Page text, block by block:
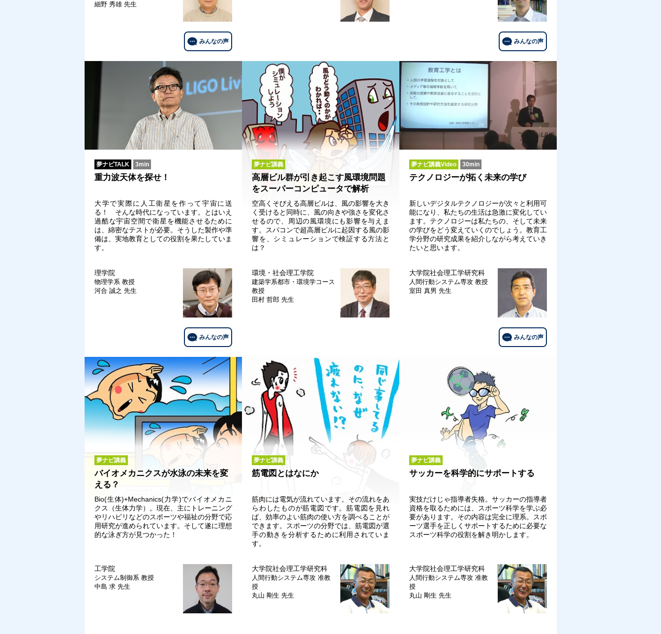
細野 秀雄 先生
みんなの声 みんなの声
夢ナビTALK 3min
重力波天体を探せ！
大学で実際に人工衛星を作って宇宙に送
る！ そんな時代になっています。とはいえ
過酷な宇宙空間で衛星を機能させるために
は、綿密なテストが必要。そうした製作や準
備は、実地教育としての役割を果たしていま
す。
理学院
物理学系 教授
河合 誠之 先生
みんなの声
夢ナビ講義
高層ビル群が引き起こす風環境問題
をスーパーコンピュータで解析
空高くそびえる高層ビルは、風の影響を大き
く受けると同時に、風の向きや強さを変化さ
せるので、周辺の風環境にも影響を与えま
す。スパコンで超高層ビルに起因する風の影
響を、シミュレーションで検証する方法と
は？
環境・社会理工学院
建築学系都市・環境学コース
教授
田村 哲郎 先生
夢ナビ講義Video 30min
テクノロジーが拓く未来の学び
新しいデジタルテクノロジーが次々と利用可
能になり、私たちの生活は急激に変化してい
ます。テクノロジーは私たちの、そして未来
の学びをどう変えていくのでしょう。教育工
学分野の研究成果を紹介しながら考えていき
たいと思います。
大学院社会理工学研究科
人間行動システム専攻 教授
室田 真男 先生
みんなの声
夢ナビ講義
バイオメカニクスが水泳の未来を変
える？
Bio(生体)+Mechanics(力学)でバイオメカニ
クス（生体力学）。現在、主にトレーニング
やリハビリなどのスポーツや福祉の分野で応
用研究が進められています。そして遂に理想
的な泳ぎ方が見つかった！
工学院
システム制御系 教授
中島 求 先生
夢ナビ講義
筋電図とはなにか
筋肉には電気が流れています。その流れをあ
らわしたものが筋電図です。筋電図を見れ
ば、効率のよい筋肉の使い方を調べることが
できます。スポーツの分野では、筋電図が選
手の動きを分析するために利用されていま
す。
大学院社会理工学研究科
人間行動システム専攻 准教
授
丸山 剛生 先生
夢ナビ講義
サッカーを科学的にサポートする
実技だけじゃ指導者失格。サッカーの指導者
資格を取るためには、スポーツ科学を学ぶ必
要があります。その内容は完全に理系。スポ
ーツ選手を正しくサポートするために必要な
スポーツ科学の役割を解き明かします。
大学院社会理工学研究科
人間行動システム専攻 准教
授
丸山 剛生 先生